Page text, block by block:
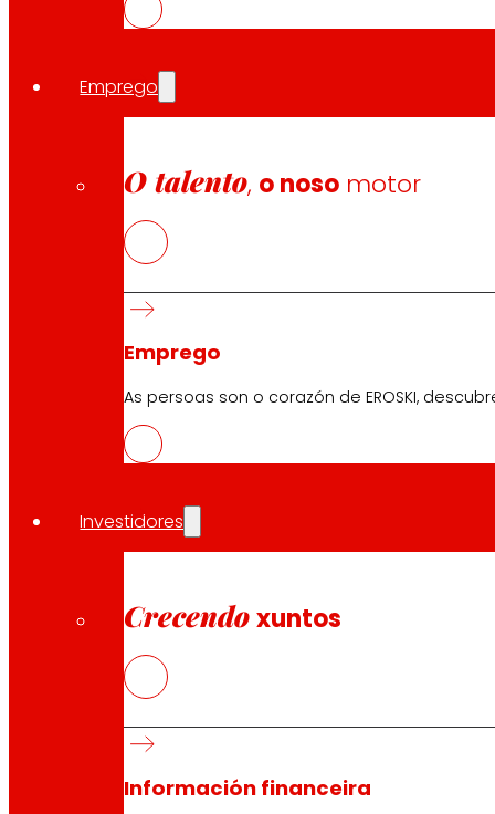
Emprego
O talento, o noso motor
Emprego
As persoas son o corazón de EROSKI,
Investidores
Crecendo xuntos
Información financeira
de proxectos concretos, traballaremos xuntos no
O acordo reforza unha colaboración estratéxica de
documentación administrativa. Estas solucións
Ademais, EROSKI e IKERLAN participan de forma
en sistemas multiaxente capaces de operar de forma
de reposición, todo desde un enfoque que garante o
Na actualidade, EROSKI e IKERLAN participan no
Innovación baseada en valores cooperativos